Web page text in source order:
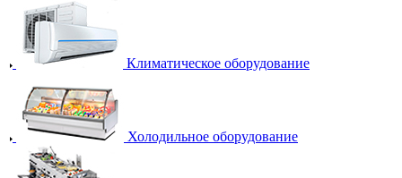
Климатическое оборудование
Холодильное оборудование